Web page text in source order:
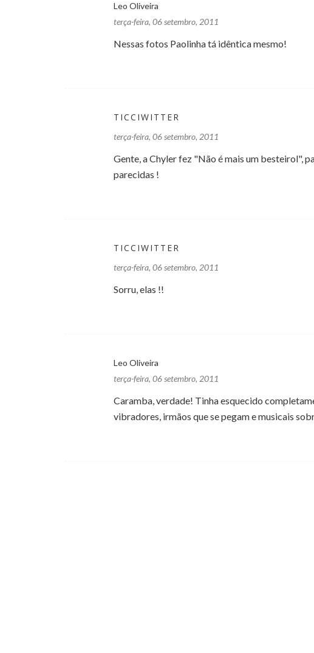
Leo Oliveira
terça-feira, 06 setembro, 2011
Nessas fotos Paolinha tá idêntica mesmo!
TICCIWITTER
terça-feira, 06 setembro, 2011
Gente, a Chyler fez "Não é mais um besteirol",
parecidas !
TICCIWITTER
terça-feira, 06 setembro, 2011
Sorru, elas !!
Leo Oliveira
terça-feira, 06 setembro, 2011
Caramba, verdade! Tinha esquecido
vibradores, irmãos que se pegam e musicais